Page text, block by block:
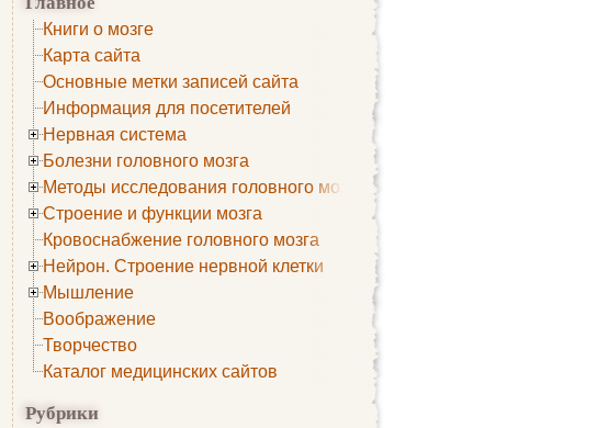
Книги о мозге
Карта сайта
Основные метки записей сайта
Информация для посетителей
Нервная система
Болезни головного мозга
Методы исследования головного мозга
Строение и функции мозга
Кровоснабжение головного мозга
Нейрон. Строение нервной клетки
Мышление
Воображение
Творчество
Каталог медицинских сайтов
Рубрики